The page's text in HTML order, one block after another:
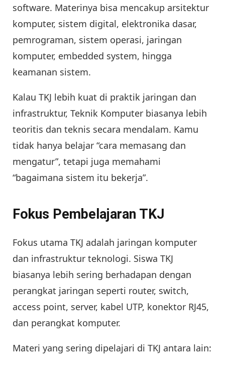
software. Materinya bisa mencakup arsitektur
komputer, sistem digital, elektronika dasar,
pemrograman, sistem operasi, jaringan
komputer, embedded system, hingga
keamanan sistem.
Kalau TKJ lebih kuat di praktik jaringan dan
infrastruktur, Teknik Komputer biasanya lebih
teoritis dan teknis secara mendalam. Kamu
tidak hanya belajar “cara memasang dan
mengatur”, tetapi juga memahami
“bagaimana sistem itu bekerja”.
Fokus Pembelajaran TKJ
Fokus utama TKJ adalah jaringan komputer
dan infrastruktur teknologi. Siswa TKJ
biasanya lebih sering berhadapan dengan
perangkat jaringan seperti router, switch,
access point, server, kabel UTP, konektor RJ45,
dan perangkat komputer.
Materi yang sering dipelajari di TKJ antara lain: